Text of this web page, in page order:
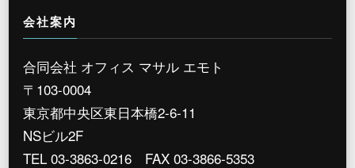
会社案内
合同会社 オフィス マサル エモト
〒103-0004
東京都中央区東日本橋2-6-11
NSビル2F
TEL 03-3863-0216 FAX 03-3866-5353